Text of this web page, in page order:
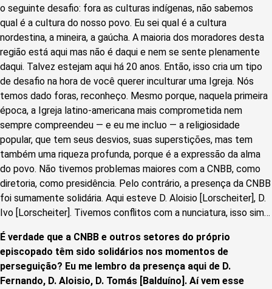
o seguinte desafio: fora as culturas indígenas, não sabemos
qual é a cultura do nosso povo. Eu sei qual é a cultura
nordestina, a mineira, a gaúcha. A maioria dos moradores desta
região está aqui mas não é daqui e nem se sente plenamente
daqui. Talvez estejam aqui há 20 anos. Então, isso cria um tipo
de desafio na hora de você querer inculturar uma Igreja. Nós
temos dado foras, reconheço. Mesmo porque, naquela primeira
época, a Igreja latino-americana mais comprometida nem
sempre compreendeu — e eu me incluo — a religiosidade
popular, que tem seus desvios, suas superstições, mas tem
também uma riqueza profunda, porque é a expressão da alma
do povo. Não tivemos problemas maiores com a CNBB, como
diretoria, como presidência. Pelo contrário, a presença da CNBB
foi sumamente solidária. Aqui esteve D. Aloisio [Lorscheiter], D.
Ivo [Lorscheiter]. Tivemos conflitos com a nunciatura, isso sim…
É verdade que a CNBB e outros setores do próprio
episcopado têm sido solidários nos momentos de
perseguição? Eu me lembro da presença aqui de D.
Fernando, D. Aloisio, D. Tomás [Balduíno]. Aí vem esse